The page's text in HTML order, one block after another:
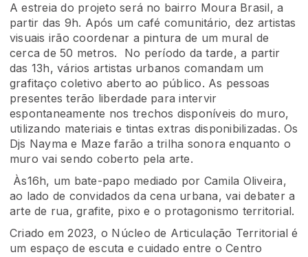
A estreia do projeto será no bairro Moura Brasil, a
partir das 9h. Após um café comunitário, dez artistas
visuais irão coordenar a pintura de um mural de
cerca de 50 metros. No período da tarde, a partir
das 13h, vários artistas urbanos comandam um
grafitaço coletivo aberto ao público. As pessoas
presentes terão liberdade para intervir
espontaneamente nos trechos disponíveis do muro,
utilizando materiais e tintas extras disponibilizadas. Os
Djs Nayma e Maze farão a trilha sonora enquanto o
muro vai sendo coberto pela arte.
Às16h, um bate-papo mediado por Camila Oliveira,
ao lado de convidados da cena urbana, vai debater a
arte de rua, grafite, pixo e o protagonismo territorial.
Criado em 2023, o Núcleo de Articulação Territorial é
um espaço de escuta e cuidado entre o Centro